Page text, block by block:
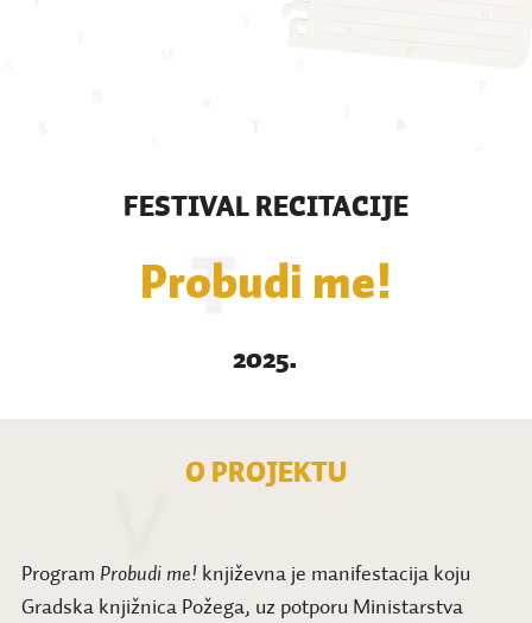
FESTIVAL RECITACIJE
Probudi me!
2025.
O PROJEKTU
Program Probudi me! književna je manifestacija koju
Gradska knjižnica Požega, uz potporu Ministarstva